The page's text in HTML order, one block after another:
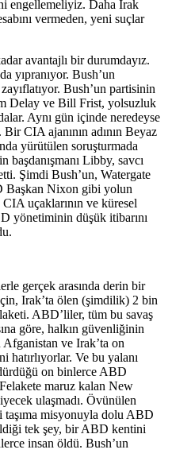
engellemeliyiz. Daha Irak
vermeden, yeni suçlar
avantajlı bir durumdayız.
yıpranıyor. Bush’un
Bush’un partisinin
Delay ve Bill Frist, yolsuzluk
Aynı gün içinde neredeyse
CIA ajanının adının Beyaz
yürütülen soruşturmada
başdanışmanı Libby, savcı
Şimdi Bush’un, Watergate
Başkan Nixon gibi yolun
uçaklarının ve küresel
yönetiminin düşük itibarını
gerçek arasında derin bir
Irak’ta ölen (şimdilik) 2 bin
ABD’liler, tüm bu savaş
göre, halkın güvenliğinin
ve Irak’ta on
hatırlıyorlar. Ve bu yalanı
on binlerce ABD
maruz kalan New
ulaşmadı. Övünülen
taşıma misyonuyla dolu ABD
tek şey, bir ABD kentini
insan öldü. Bush’un